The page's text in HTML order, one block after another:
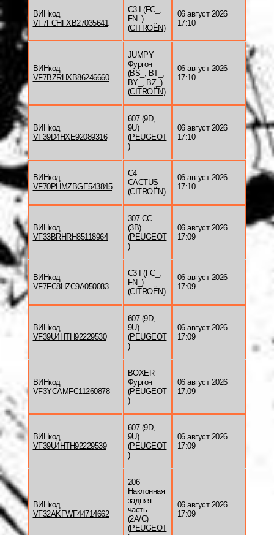
ВИНкод
VF7FCHFXB27035641
C3 I (FC_,
FN_)
(CITROËN)
06 август 2026
17:10
ВИНкод
VF7BZRHXB86246660
JUMPY
Фургон
(BS_, BT_,
BY_, BZ_)
(CITROËN)
06 август 2026
17:10
ВИНкод
VF39D4HXE92089316
607 (9D,
9U)
(PEUGEOT
)
06 август 2026
17:10
ВИНкод
VF70PHMZBGE543845
C4
CACTUS
(CITROËN)
06 август 2026
17:10
ВИНкод
VF33BRHRH85118964
307 CC
(3B)
(PEUGEOT
)
06 август 2026
17:09
ВИНкод
VF7FC8HZC9A050083
C3 I (FC_,
FN_)
(CITROËN)
06 август 2026
17:09
ВИНкод
VF39U4HTH92229530
607 (9D,
9U)
(PEUGEOT
)
06 август 2026
17:09
ВИНкод
VF3YCAMFC11260878
BOXER
Фургон
(PEUGEOT
)
06 август 2026
17:09
ВИНкод
VF39U4HTH92229539
607 (9D,
9U)
(PEUGEOT
)
06 август 2026
17:09
ВИНкод
VF32AKFWF44714662
206
Наклонная
задняя
часть
(2A/C)
(PEUGEOT
06 август 2026
17:09